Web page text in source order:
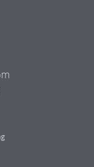
Teamleitung